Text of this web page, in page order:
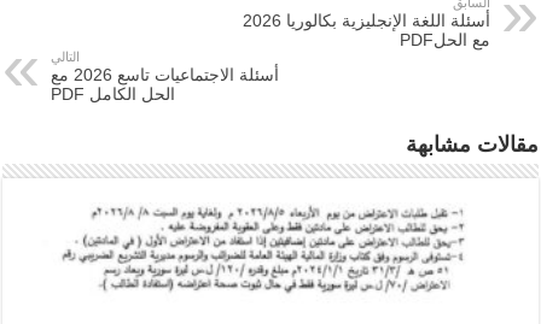
أسئلة اللغة الإنجليزية بكالوريا 2026
مع الحلPDF
التالي
أسئلة الاجتماعيات تاسع 2026 مع
الحل الكامل PDF
مقالات مشابهة